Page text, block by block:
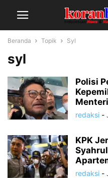
Beranda Topik Syl
syl
Polisi
redaksi -
KPK
redaksi -